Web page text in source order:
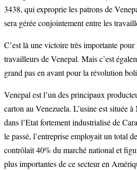
3438, qui exproprie les patrons de
sera gérée conjointement entre les
C’est là une victoire très importante pour
travailleurs de Venepal. Mais c’est
grand pas en avant pour la révolution
Venepal est l’un des principaux
carton au Venezuela. L’usine est située
dans l’Etat fortement industrialisé de
le passé, l’entreprise employait un total
contrôlait 40% du marché national et
plus importantes de ce secteur en